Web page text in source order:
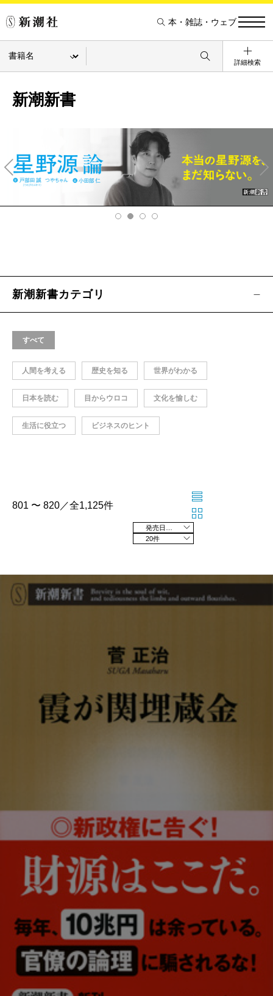
本・雑誌・ウェブ
詳細検索
新潮新書
v
Ne
xt
新潮新書カテゴリ
すべて
人間を考える 歴史を知る 世界がわかる
日本を読む 目からウロコ 文化を愉しむ
生活に役立つ ビジネスのヒント
801 〜 820／全1,125件
20件